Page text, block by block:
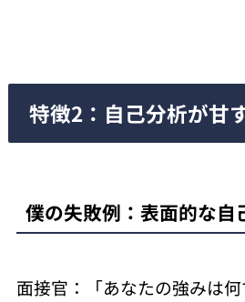
特徴2：自己分析が甘
僕の失敗例：表面的な自
面接官：「あなたの強みは何